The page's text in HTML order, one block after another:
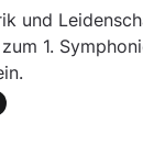
und
1.